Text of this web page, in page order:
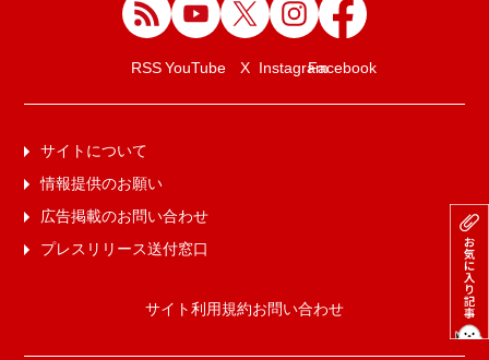
RSSYouTube X InstagramFacebook
サイトについて
情報提供のお願い
広告掲載のお問い合わせ
プレスリリース送付窓口
サイト利用規約お問い合わせ